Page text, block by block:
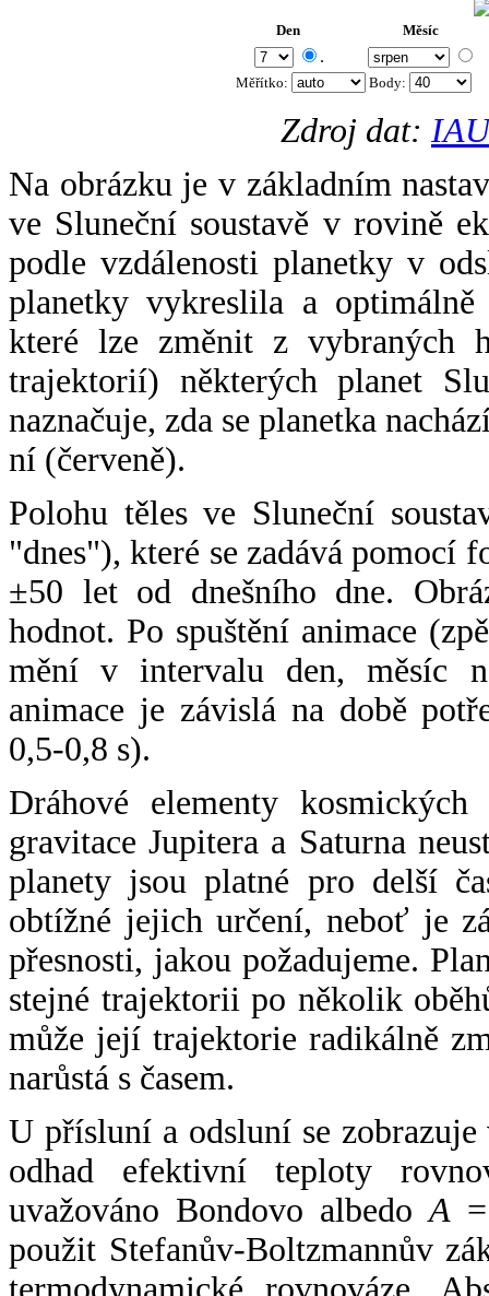
Den Měsíc
.
Měřítko: Body:
Zdroj dat:
Na obrázku je v základním
ve Sluneční soustavě v rovině
podle vzdálenosti planetky v
planetky vykreslila a
které lze změnit z vybraných
trajektorií) některých planet
naznačuje, zda se planetka
ní (červeně).
Polohu těles ve Sluneční
"dnes"), které se zadává pomocí
±50 let od dnešního dne.
hodnot. Po spuštění animace
mění v intervalu den, měsíc
animace je závislá na době
0,5-0,8 s).
Dráhové elementy
gravitace Jupitera a Saturna
planety jsou platné pro delší
obtížné jejich určení, neboť je
přesnosti, jakou požadujeme.
stejné trajektorii po několik
může její trajektorie radikálně
narůstá s časem.
U přísluní a odsluní se
odhad efektivní teploty
uvažováno Bondovo albedoA
použit Stefanův-Boltzmannův